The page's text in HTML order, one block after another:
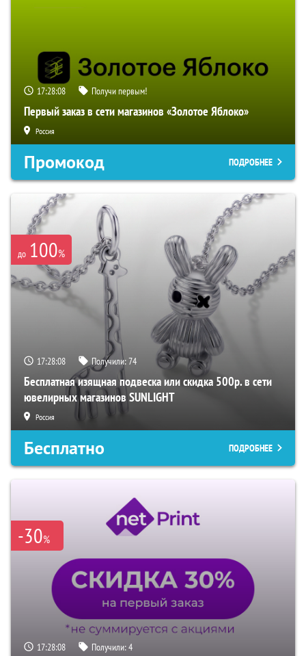
17:28:07 Получи первым!
Первый заказ в сети магазинов «Золотое Яблоко»
Россия
Промокод ПОДРОБНЕЕ
до 100%
17:28:07 Получили:74
Бесплатная изящная подвеска или скидка 500р. в сети
ювелирных магазинов SUNLIGHT
Россия
Бесплатно ПОДРОБНЕЕ
-30%
17:28:07 Получили:4